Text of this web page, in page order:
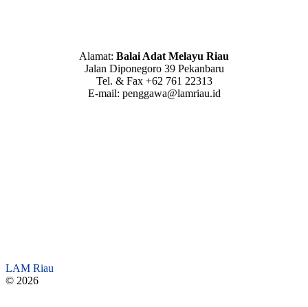
Alamat: Balai Adat Melayu Riau
Jalan Diponegoro 39 Pekanbaru
Tel. & Fax +62 761 22313
E-mail: penggawa@lamriau.id
LAM Riau
© 2026